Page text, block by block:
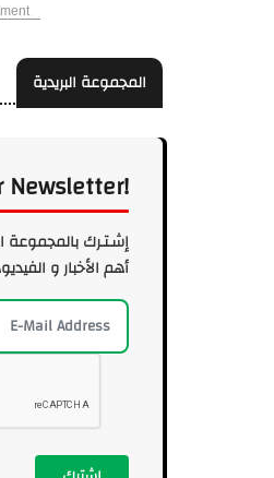
المجموعة البريدية
Newsletter!
إشـتـرك بالمجموعة
أهم الأخبار و